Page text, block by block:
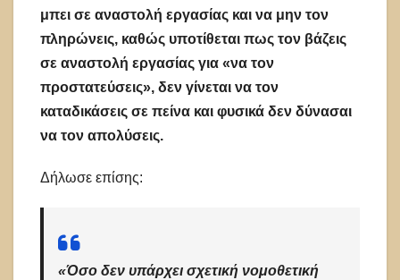
μπει σε αναστολή εργασίας και να μην τον
πληρώνεις, καθώς υποτίθεται πως τον βάζεις
σε αναστολή εργασίας για «να τον
προστατεύσεις», δεν γίνεται να τον
καταδικάσεις σε πείνα και φυσικά δεν δύνασαι
να τον απολύσεις.
Δήλωσε επίσης:
«Όσο δεν υπάρχει σχετική νομοθετική